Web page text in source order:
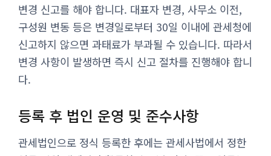
변경 신고를 해야 합니다. 대표자 변경, 사무소 이전,
구성원 변동 등은 변경일로부터 30일 이내에 관세청에
신고하지 않으면 과태료가 부과될 수 있습니다. 따라서
변경 사항이 발생하면 즉시 신고 절차를 진행해야 합니
다.
등록 후 법인 운영 및 준수사항
관세법인으로 정식 등록한 후에는 관세사법에서 정한